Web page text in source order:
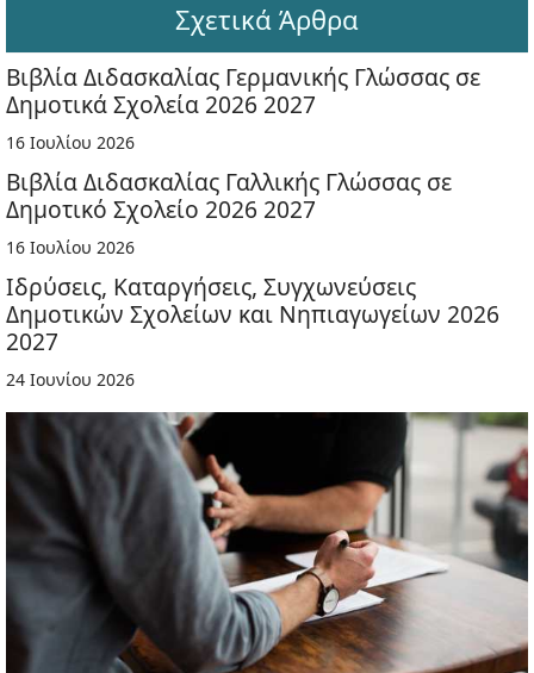
Σχετικά Άρθρα
Βιβλία Διδασκαλίας Γερμανικής Γλώσσας σε
Δημοτικά Σχολεία 2026 2027
16 Ιουλίου 2026
Βιβλία Διδασκαλίας Γαλλικής Γλώσσας σε
Δημοτικό Σχολείο 2026 2027
16 Ιουλίου 2026
Ιδρύσεις, Καταργήσεις, Συγχωνεύσεις
Δημοτικών Σχολείων και Νηπιαγωγείων 2026
2027
24 Ιουνίου 2026